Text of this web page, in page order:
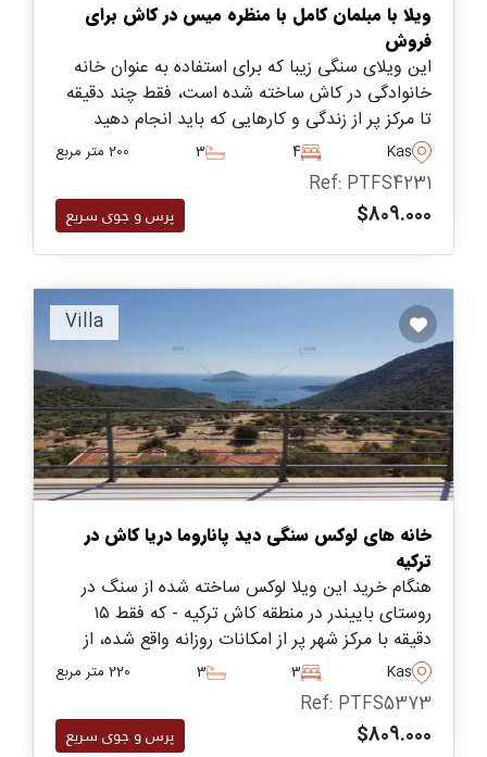
ویلا با مبلمان کامل با منظره میس در کاش برای
فروش
این ویلای سنگی زیبا که برای استفاده به عنوان خانه
خانوادگی در کاش ساخته شده است، فقط چند دقیقه
تا مرکز پر از زندگی و کارهایی که باید انجام دهید
فاصله دارد - در زمینی خصوصی با استخر شنای
اختصاصی و باغ‌های سبز محوطه‌سازی شده قرار دارد.
Kas
4
3 200 متر مربع
Ref: PTFS4231
$809.000 پرس و جوی سریع
Villa
خانه های لوکس سنگی دید پاناروما دریا کاش در
ترکیه
هنگام خرید این ویلا لوکس ساخته شده از سنگ در
روستای باییندر در منطقه کاش ترکیه - که فقط ۱۵
دقیقه با مرکز شهر پر از امکانات روزانه واقع شده، از
منظره پانوراما دریا و محیط اطراف لذت ببرید.
Kas
3
3 220 متر مربع
Ref: PTFS5373
$809.000 پرس و جوی سریع